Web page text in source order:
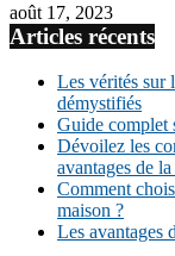
août 17, 2023
Articles récents
Les vérités sur
démystifiés
Guide complet
Dévoilez les
avantages de
Comment
maison ?
Les avantages